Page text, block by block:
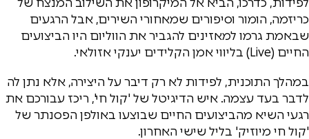
כריזמה, הומור וסיפורים שמאחורי השירים, אבל הרגעים
שבאמת גרמו למאזינים להגביר את הווליום היו הביצועים
החיים (Live) בליווי אמן הקלידים יענקי אזולאי.
​במהלך התוכנית, לפידות לא רק דיבר על היצירה, אלא נתן לה
לדבר בעד עצמה. איש הדיגיטל של 'קול חי', ריכז עבורכם את
רגעי השיא מהביצועים החיים שבוצעו באולפן הפסנתר של
'קול חי מיוזיק' בליל שישי האחרון.